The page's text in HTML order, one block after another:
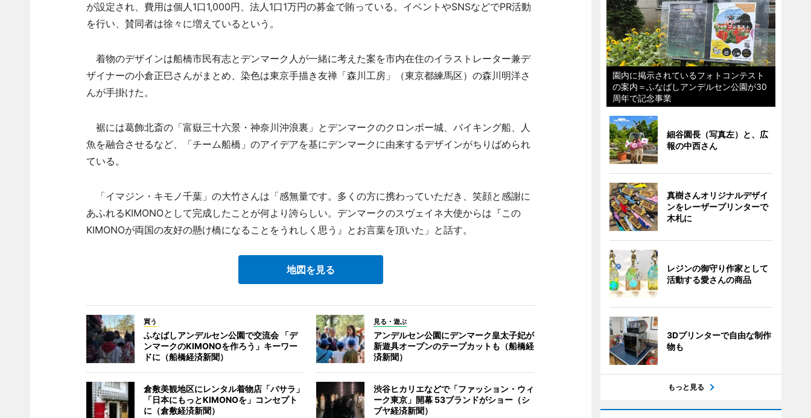
が設定され、費用は個人1口1,000円、法人1口1万円の募金で賄っている。イベントやSNSなどでPR活動
を行い、賛同者は徐々に増えているという。
着物のデザインは船橋市民有志とデンマーク人が一緒に考えた案を市内在住のイラストレーター兼デ
ザイナーの小倉正巳さんがまとめ、染色は東京手描き友禅「森川工房」（東京都練馬区）の森川明洋さ
んが手掛けた。
裾には葛飾北斎の「富嶽三十六景・神奈川沖浪裏」とデンマークのクロンボー城、バイキング船、人
魚を融合させるなど、「チーム船橋」のアイデアを基にデンマークに由来するデザインがちりばめられ
ている。
「イマジン・キモノ千葉」の大竹さんは「感無量です。多くの方に携わっていただき、笑顔と感謝に
あふれるKIMONOとして完成したことが何より誇らしい。デンマークのスヴェイネ大使からは『この
KIMONOが両国の友好の懸け橋になることをうれしく思う』とお言葉を頂いた」と話す。
地図を見る
買う
ふなばしアンデルセン公園で交流会 「デ
ンマークのKIMONOを作ろう」キーワー
ドに（船橋経済新聞）
見る・遊ぶ
アンデルセン公園にデンマーク皇太子妃が
新遊具オープンのテープカットも（船橋経
済新聞）
倉敷美観地区にレンタル着物店「バサラ」
「日本にもっとKIMONOを」コンセプト
に（倉敷経済新聞）
渋谷ヒカリエなどで「ファッション・ウィ
ーク東京」開幕 53ブランドがショー（シ
ブヤ経済新聞）
園内に掲示されているフォトコンテスト
の案内＝ふなばしアンデルセン公園が30
周年で記念事業
細谷園長（写真左）と、広
報の中西さん
真樹さんオリジナルデザイ
ンをレーザープリンターで
木札に
レジンの御守り作家として
活動する愛さんの商品
3Dプリンターで自由な制作
物も
もっと見る